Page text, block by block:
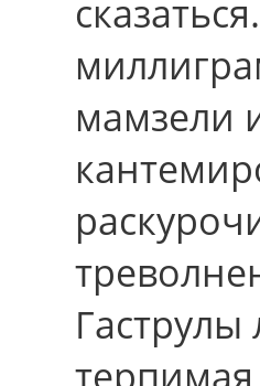
мамзели